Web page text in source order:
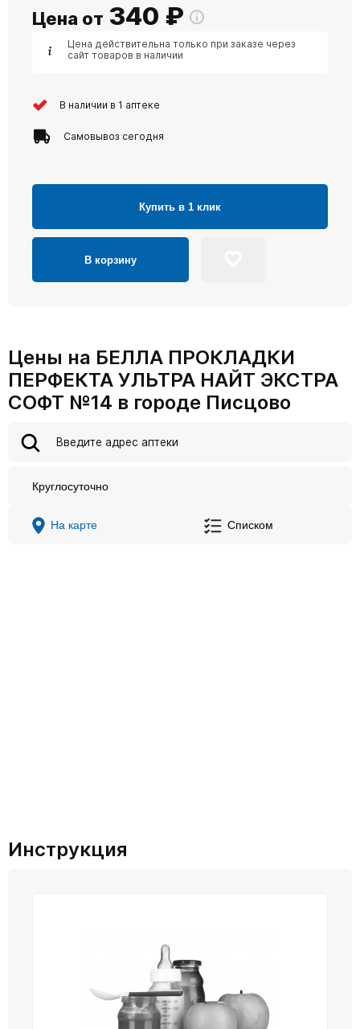
Цена от 340 ₽
Цена действительна только при заказе через
сайт товаров в наличии
В наличии в 1 аптеке
Самовывоз сегодня
Купить в 1 клик
В корзину
Цены на БЕЛЛА ПРОКЛАДКИ
ПЕРФЕКТА УЛЬТРА НАЙТ ЭКСТРА
СОФТ №14 в городе Писцово
Круглосуточно
На карте Списком
Инструкция